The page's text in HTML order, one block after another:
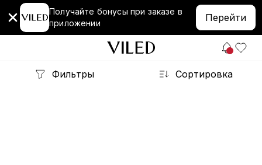
Получайте бонусы при заказе в
приложении
Перейти
Фильтры Сортировка